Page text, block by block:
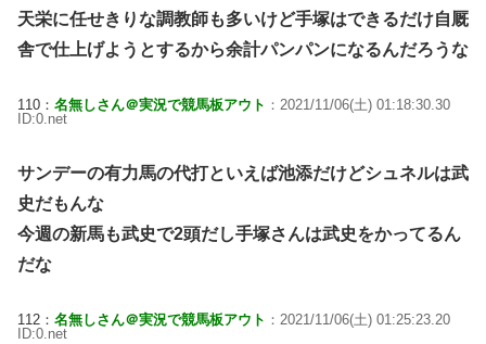
天栄に任せきりな調教師も多いけど手塚はできるだけ自厩
舎で仕上げようとするから余計パンパンになるんだろうな
110： 名無しさん＠実況で競馬板アウト ：2021/11/06(土) 01:18:30.30
ID:0.net
サンデーの有力馬の代打といえば池添だけどシュネルは武
史だもんな
今週の新馬も武史で2頭だし手塚さんは武史をかってるん
だな
112： 名無しさん＠実況で競馬板アウト ：2021/11/06(土) 01:25:23.20
ID:0.net